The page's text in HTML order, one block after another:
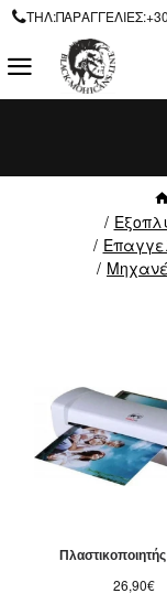
26,90€